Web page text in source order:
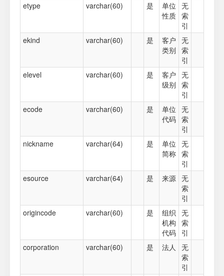
etype varchar(60) 是
单位
性质
无
索
引
ekind
varchar(60) 是
客户
类别
无
索
引
elevel
varchar(60) 是
客户
级别
无
索
引
ecode
varchar(60) 是
单位
代码
无
索
引
nickname
varchar(64) 是
单位
简称
无
索
引
esource
varchar(64) 是 来源 无
索
引
origincode
varchar(60) 是
组织
机构
代码
无
索
引
corporation
varchar(60) 是 法人
无
索
引